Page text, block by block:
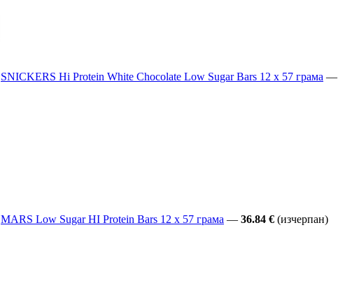
SNICKERS Hi Protein White Chocolate Low Sugar Bars 12 x 57 грама —
MARS Low Sugar HI Protein Bars 12 x 57 грама — 36.84 € (изчерпан)